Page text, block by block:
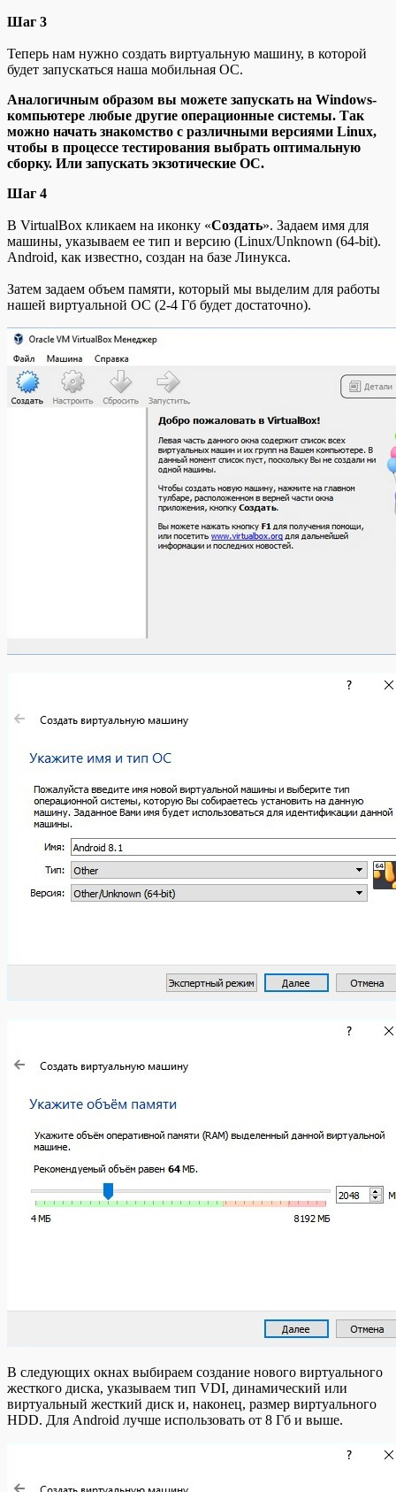
Шаг 3
Теперь нам нужно создать виртуальную машину, в которой
будет запускаться наша мобильная ОС.
Аналогичным образом вы можете запускать на Windows-
компьютере любые другие операционные системы. Так
можно начать знакомство с различными версиями Linux,
чтобы в процессе тестирования выбрать оптимальную
сборку. Или запускать экзотические ОС.
Шаг 4
В VirtualBox кликаем на иконку «Создать». Задаем имя для
машины, указываем ее тип и версию (Linux/Unknown (64-bit).
Android, как известно, создан на базе Линукса.
Затем задаем объем памяти, который мы выделим для работы
нашей виртуальной ОС (2-4 Гб будет достаточно).
В следующих окнах выбираем создание нового виртуального
жесткого диска, указываем тип VDI, динамический или
виртуальный жесткий диск и, наконец, размер виртуального
HDD. Для Android лучше использовать от 8 Гб и выше.